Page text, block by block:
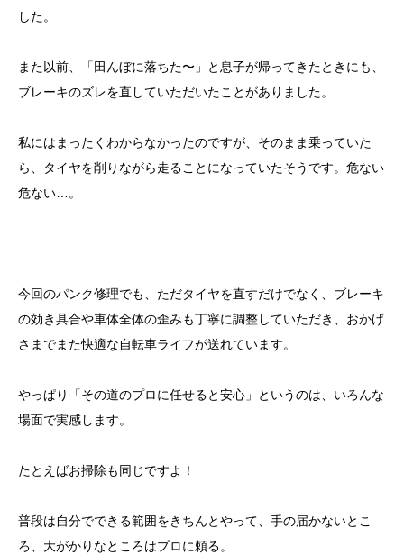
した。
また以前、「田んぼに落ちた〜」と息子が帰ってきたときにも、
ブレーキのズレを直していただいたことがありました。
私にはまったくわからなかったのですが、そのまま乗っていた
ら、タイヤを削りながら走ることになっていたそうです。危ない
危ない…。
今回のパンク修理でも、ただタイヤを直すだけでなく、ブレーキ
の効き具合や車体全体の歪みも丁寧に調整していただき、おかげ
さまでまた快適な自転車ライフが送れています。
やっぱり「その道のプロに任せると安心」というのは、いろんな
場面で実感します。
たとえばお掃除も同じですよ！
普段は自分でできる範囲をきちんとやって、手の届かないとこ
ろ、大がかりなところはプロに頼る。